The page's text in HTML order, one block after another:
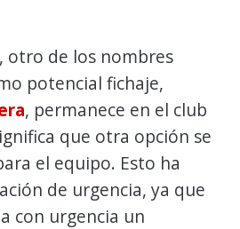
otro de los nombres
potencial fichaje,
, permanece en el club
que otra opción se
el equipo. Esto ha
de urgencia, ya que
con urgencia un